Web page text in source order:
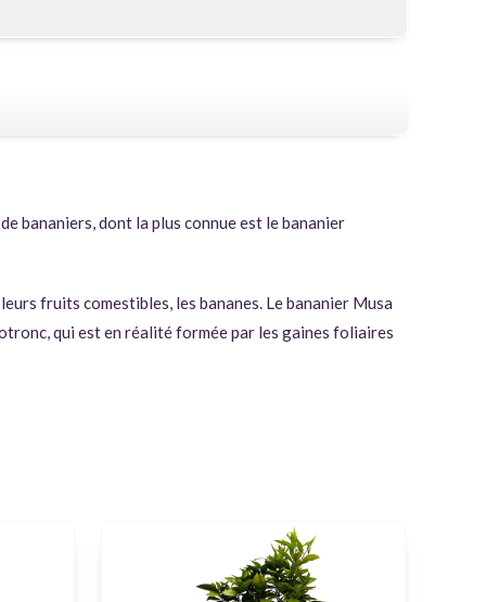
bananiers, dont la plus connue est le bananier
fruits comestibles, les bananes. Le bananier Musa
qui est en réalité formée par les gaines foliaires